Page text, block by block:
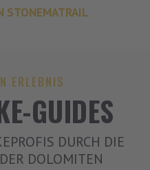
STONEMATRAIL
ERLEBNIS
GUIDES
DURCH DIE
DOLOMITEN